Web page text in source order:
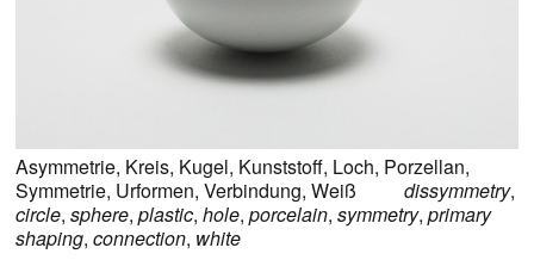
Asymmetrie, Kreis, Kugel, Kunststoff, Loch, Porzellan,
Symmetrie, Urformen, Verbindung, Weiß dissymmetry,
circle, sphere, plastic, hole, porcelain, symmetry, primary
shaping, connection, white